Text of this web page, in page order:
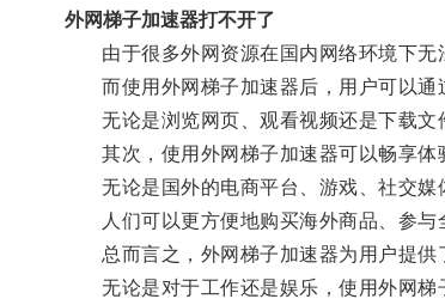
外网梯子加速器打不开了
由于很多外网资源在国内网络环境下无
而使用外网梯子加速器后，用户可以通
无论是浏览网页、观看视频还是下载文
其次，使用外网梯子加速器可以畅享体
无论是国外的电商平台、游戏、社交媒
人们可以更方便地购买海外商品、参与
总而言之，外网梯子加速器为用户提供
无论是对于工作还是娱乐，使用外网梯